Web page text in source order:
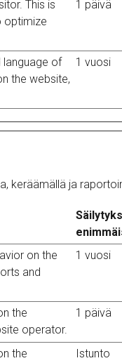
This is
optimize
1 päivä
language of
the website,
1 vuosi
keräämällä ja
on the
and
1 vuosi
the
operator.
1 päivä
the
Istunto